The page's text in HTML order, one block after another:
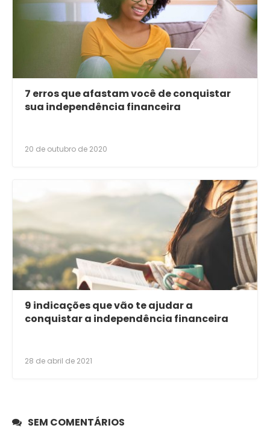
7 erros que afastam você de conquistar
sua independência financeira
20 de outubro de 2020
9 indicações que vão te ajudar a
conquistar a independência financeira
28 de abril de 2021
SEM COMENTÁRIOS